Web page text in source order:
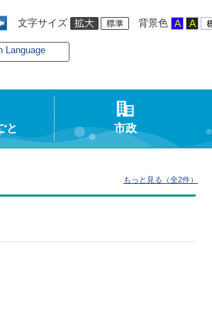
文字サイズ 背景色
Language
と 市政
もっと見る（全2件）